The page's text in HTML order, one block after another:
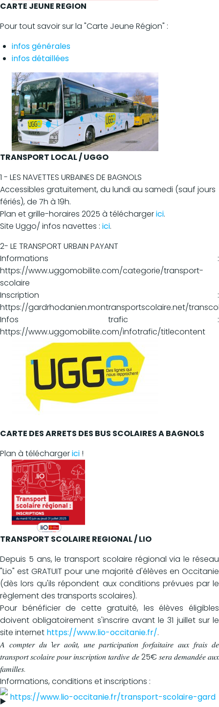
CARTE JEUNE REGION
Pour tout savoir sur la "Carte Jeune Région" :
infos générales
infos détaillées
TRANSPORT LOCAL / UGGO
1 - LES NAVETTES URBAINES DE BAGNOLS
Accessibles gratuitement, du lundi au samedi (sauf jours
fériés), de 7h à 19h.
Plan et grille-horaires 2025 à téléchargerici.
Site Uggo/ infos navettes : ici.
2- LE TRANSPORT URBAIN PAYANT
Informations :
https://www.uggomobilite.com/categorie/transport-
scolaire
Inscription :
https://gardrhodanien.montransportscolaire.net/
Infos trafic :
https://www.uggomobilite.com/infotrafic/titlecontent
CARTE DES ARRETS DES BUS SCOLAIRES A BAGNOLS
Plan à téléchargerici !
TRANSPORT SCOLAIRE REGIONAL / LIO
Depuis 5 ans, le transport scolaire régional via le réseau
"Lio" est GRATUIT pour une majorité d'élèves en Occitanie
(dès lors qu'ils répondent aux conditions prévues par le
règlement des transports scolaires).
Pour bénéficier de cette gratuité, les élèves éligibles
doivent obligatoirement s'inscrire avant le 31 juillet sur le
site internet https://www.lio-occitanie.fr/.
𝐴 𝑐𝑜𝑚𝑝𝑡𝑒𝑟 𝑑𝑢 1𝑒𝑟 𝑎𝑜𝑢̂𝑡, 𝑢𝑛𝑒 𝑝𝑎𝑟𝑡𝑖𝑐𝑖𝑝𝑎𝑡𝑖𝑜𝑛 𝑓𝑜𝑟𝑓𝑎𝑖𝑡𝑎𝑖𝑟𝑒 𝑎𝑢𝑥 𝑓𝑟𝑎𝑖𝑠 𝑑𝑒
𝑡𝑟𝑎𝑛𝑠𝑝𝑜𝑟𝑡 𝑠𝑐𝑜𝑙𝑎𝑖𝑟𝑒 𝑝𝑜𝑢𝑟 𝑖𝑛𝑠𝑐𝑟𝑖𝑝𝑡𝑖𝑜𝑛 𝑡𝑎𝑟𝑑𝑖𝑣𝑒 𝑑𝑒 25€ 𝑠𝑒𝑟𝑎 𝑑𝑒𝑚𝑎𝑛𝑑𝑒́𝑒 𝑎𝑢𝑥
𝑓𝑎𝑚𝑖𝑙𝑙𝑒𝑠.
Informations, conditions et inscriptions :
https://www.lio-occitanie.fr/transport-scolaire-gard